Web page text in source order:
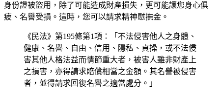
身份證被盜用，除了可能造成財產損失，更可能讓您身心俱
疲、名譽受損。這時，您可以請求精神慰撫金。
《民法》第195條第1項：「不法侵害他人之身體、
健康、名譽、自由、信用、隱私、貞操，或不法侵
害其他人格法益而情節重大者，被害人雖非財產上
之損害，亦得請求賠償相當之金額。其名譽被侵害
者，並得請求回復名譽之適當處分。」